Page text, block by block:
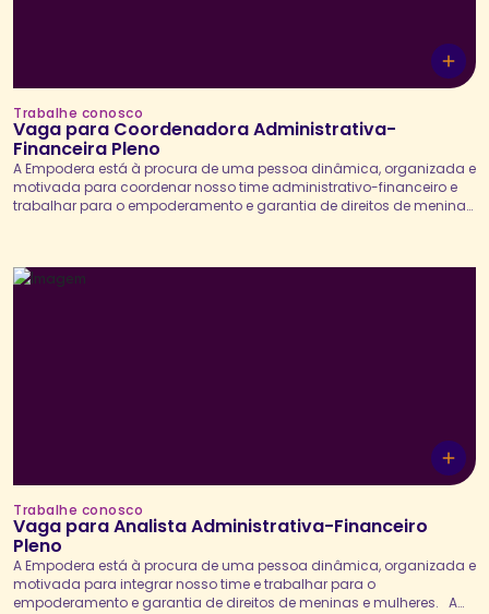
Trabalhe conosco
Vaga para Coordenadora Administrativa-
Financeira Pleno
A Empodera está à procura de uma pessoa dinâmica, organizada e
motivada para coordenar nosso time administrativo-financeiro e
trabalhar para o empoderamento e garantia de direitos de meninas
organização, assegurando a sustentabilidade institucional, a...
Trabalhe conosco
Vaga para Analista Administrativa-Financeiro
Pleno
A Empodera está à procura de uma pessoa dinâmica, organizada e
motivada para integrar nosso time e trabalhar para o
empoderamento e garantia de direitos de meninas e mulheres. A